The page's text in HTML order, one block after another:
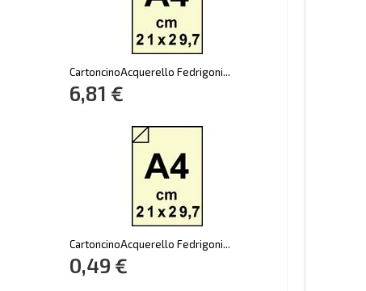
CartoncinoAcquerello Fedrigoni...
6,81 €
CartoncinoAcquerello Fedrigoni...
0,49 €